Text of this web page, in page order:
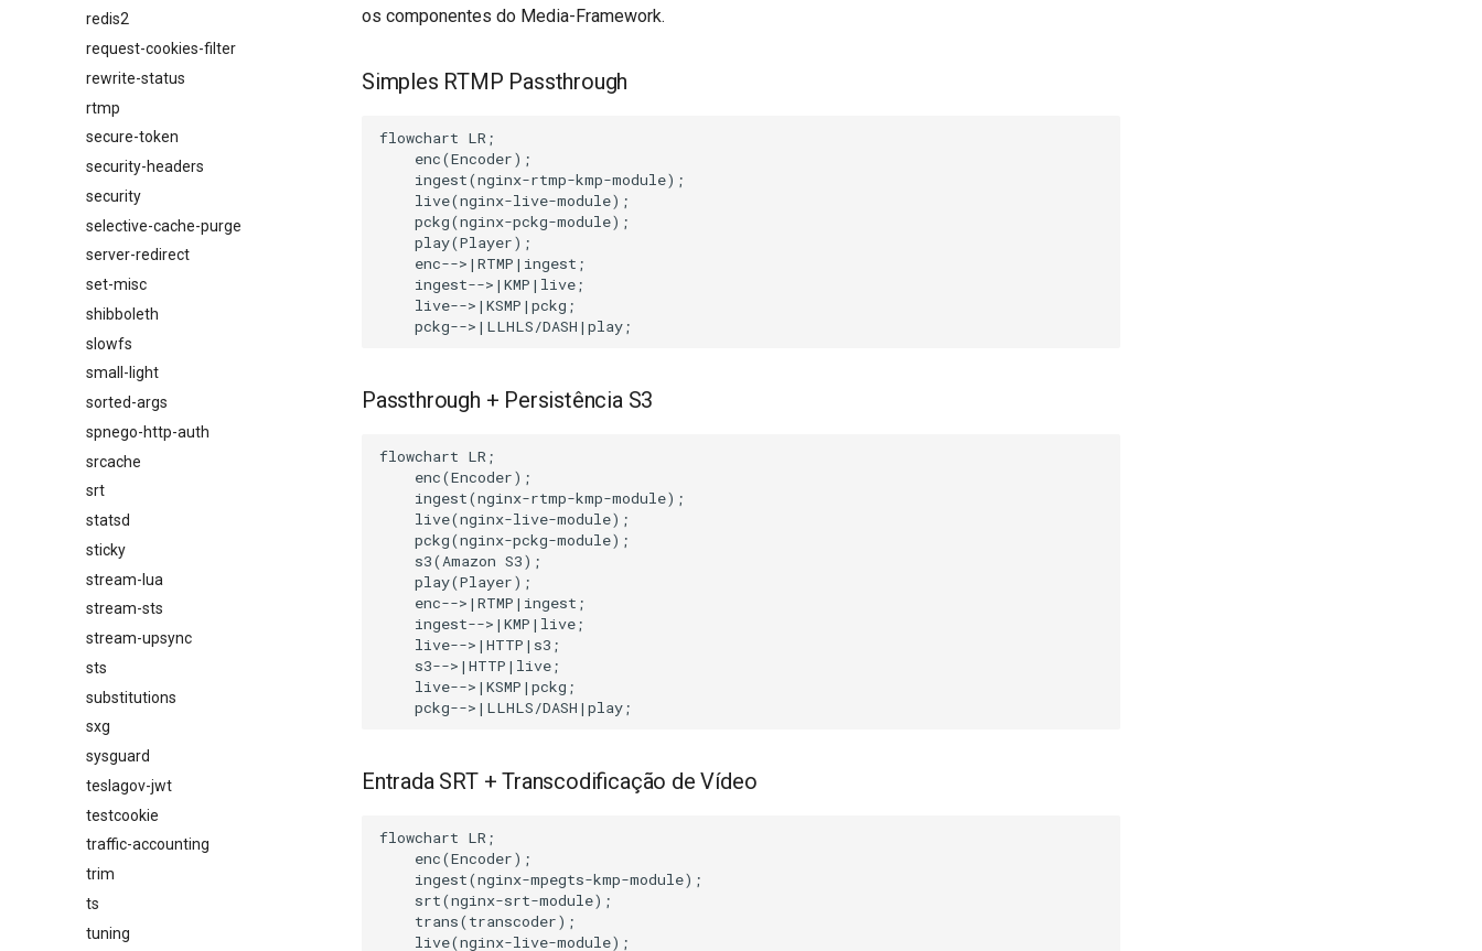
redis2
request-cookies-filter
rewrite-status
rtmp
secure-token
security-headers
security
selective-cache-purge
server-redirect
set-misc
shibboleth
slowfs
small-light
sorted-args
spnego-http-auth
srcache
srt
statsd
sticky
stream-lua
stream-sts
stream-upsync
sts
substitutions
sxg
sysguard
teslagov-jwt
testcookie
traffic-accounting
trim
ts
tuning
os componentes do Media-Framework.
Simples RTMP Passthrough
flowchart LR;
    enc(Encoder);
    ingest(nginx-rtmp-kmp-module);
    live(nginx-live-module);
    pckg(nginx-pckg-module);
    play(Player);
    enc-->|RTMP|ingest;
    ingest-->|KMP|live;
    live-->|KSMP|pckg;
    pckg-->|LLHLS/DASH|play;
Passthrough + Persistência S3
flowchart LR;
    enc(Encoder);
    ingest(nginx-rtmp-kmp-module);
    live(nginx-live-module);
    pckg(nginx-pckg-module);
    s3(Amazon S3);
    play(Player);
    enc-->|RTMP|ingest;
    ingest-->|KMP|live;
    live-->|HTTP|s3;
    s3-->|HTTP|live;
    live-->|KSMP|pckg;
    pckg-->|LLHLS/DASH|play;
Entrada SRT + Transcodificação de Vídeo
flowchart LR;
    enc(Encoder);
    ingest(nginx-mpegts-kmp-module);
    srt(nginx-srt-module);
    trans(transcoder);
    live(nginx-live-module);